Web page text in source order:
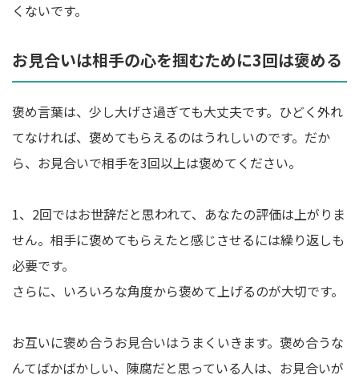
くないです。
お見合いは相手の心を掴むために3回は褒める
褒め言葉は、少し大げさ過ぎても大丈夫です。ひどく外れ
てなければ、褒めてもらえるのはうれしいのです。だか
ら、お見合いで相手を3回以上は褒めてください。
1、2回ではお世辞だと思われて、あなたの評価は上がりま
せん。相手に褒めてもらえたと感じさせるには繰り返しも
必要です。
さらに、いろいろな角度から褒めて上げるのが大切です。
お互いに褒め合うお見合いはうまくいきます。褒め合うな
んてばかばかしい、陳腐だと思っている人は、お見合いが